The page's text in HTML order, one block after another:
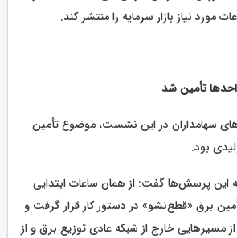
مورد نیاز بازار سرمایه را منتشر کند.
تأمین شد
سهامداران در این نشست، موضوع تأمین
بود.
این پرسش‌ها گفت: از همان ساعات ابتدایی
برق «قطع‌نشو» در دستور کار قرار گرفت و
مسیرهایی خارج از شبکه عادی توزیع برق و از